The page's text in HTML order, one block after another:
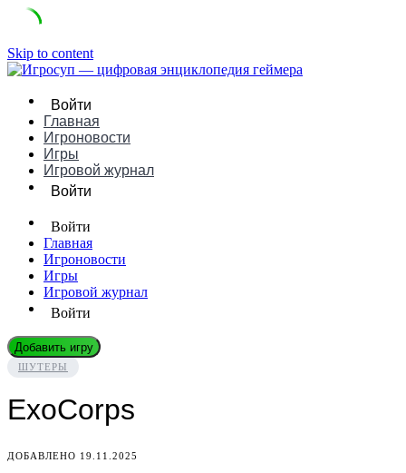
Skip to content
Войти
Главная
Игроновости
Игры
Игровой журнал
Войти
Войти
Главная
Игроновости
Игры
Игровой журнал
Войти
Добавить игру
ШУТЕРЫ
ExoCorps
ДОБАВЛЕНО 19.11.2025